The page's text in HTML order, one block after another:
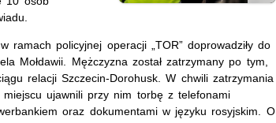
ramach policyjnej operacji „TOR” doprowadziły do
Mołdawii. Mężczyzna został zatrzymany po tym,
relacji Szczecin-Dorohusk. W chwili zatrzymania
ujawnili przy nim torbę z telefonami
oraz dokumentami w języku rosyjskim. O